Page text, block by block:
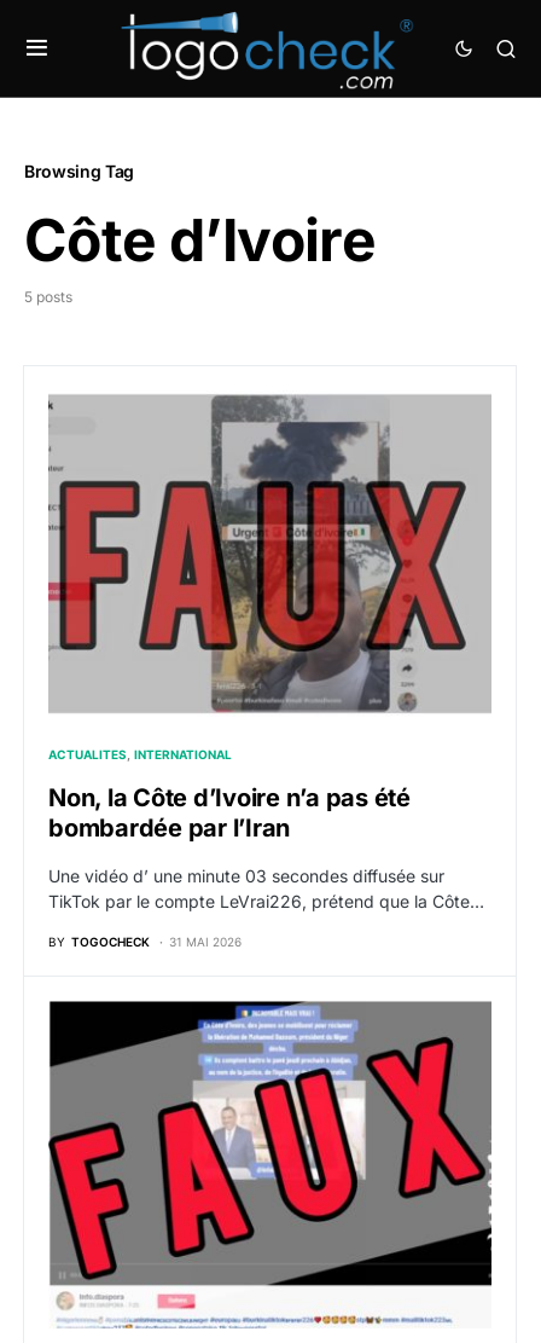
Browsing Tag
Côte d’Ivoire
5 posts
ACTUALITES INTERNATIONAL
Non, la Côte d’Ivoire n’a pas été
bombardée par l’Iran
Une vidéo d’ une minute 03 secondes diffusée sur
TikTok par le compte LeVrai226, prétend que la Côte…
BY TOGOCHECK 31 MAI 2026